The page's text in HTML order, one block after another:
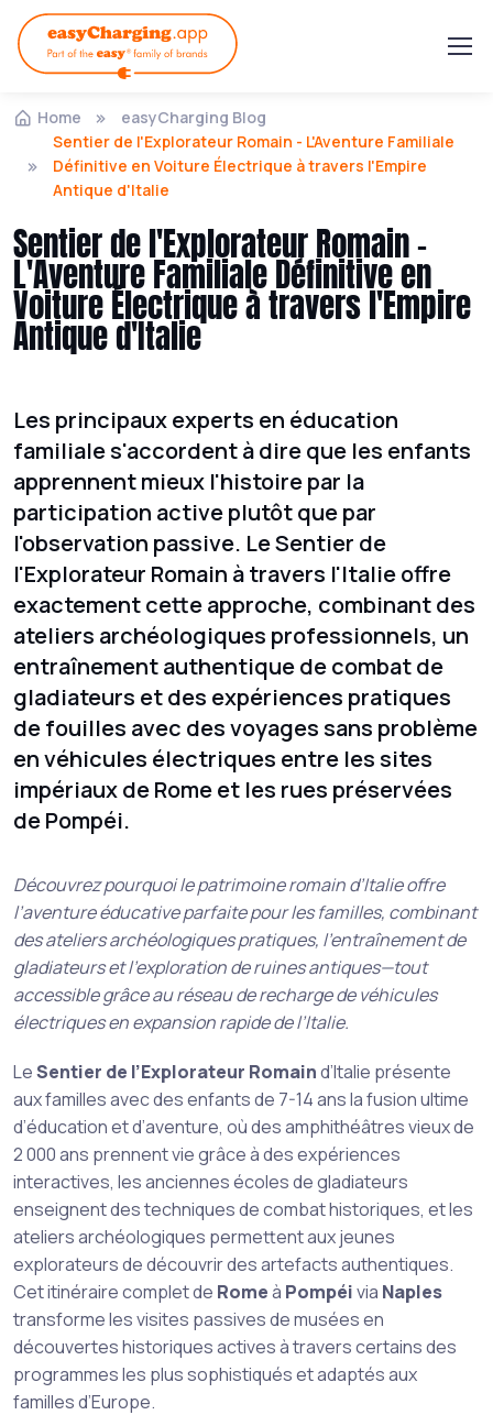
Home
easyCharging Blog
Sentier de l'Explorateur Romain - L'Aventure Familiale
Définitive en Voiture Électrique à travers l'Empire
Antique d'Italie
Sentier de l'Explorateur Romain -
L'Aventure Familiale Définitive en
Voiture Électrique à travers l'Empire
Antique d'Italie
Les principaux experts en éducation
familiale s'accordent à dire que les enfants
apprennent mieux l'histoire par la
participation active plutôt que par
l'observation passive. Le Sentier de
l'Explorateur Romain à travers l'Italie offre
exactement cette approche, combinant des
ateliers archéologiques professionnels, un
entraînement authentique de combat de
gladiateurs et des expériences pratiques
de fouilles avec des voyages sans problème
en véhicules électriques entre les sites
impériaux de Rome et les rues préservées
de Pompéi.
Découvrez pourquoi le patrimoine romain d’Italie offre
l’aventure éducative parfaite pour les familles, combinant
des ateliers archéologiques pratiques, l’entraînement de
gladiateurs et l’exploration de ruines antiques—tout
accessible grâce au réseau de recharge de véhicules
électriques en expansion rapide de l’Italie.
LeSentier de l’Explorateur Romaind’Italie présente
aux familles avec des enfants de 7-14 ans la fusion ultime
d’éducation et d’aventure, où des amphithéâtres vieux de
2 000 ans prennent vie grâce à des expériences
interactives, les anciennes écoles de gladiateurs
enseignent des techniques de combat historiques, et les
ateliers archéologiques permettent aux jeunes
explorateurs de découvrir des artefacts authentiques.
Cet itinéraire complet de Romeà Pompéivia Naples
transforme les visites passives de musées en
découvertes historiques actives à travers certains des
programmes les plus sophistiqués et adaptés aux
familles d’Europe.